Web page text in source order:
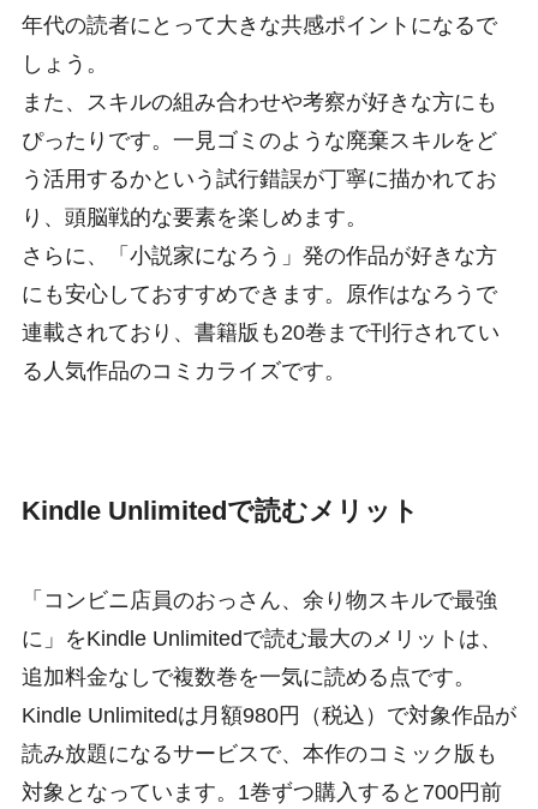
年代の読者にとって大きな共感ポイントになるで
しょう。
また、スキルの組み合わせや考察が好きな方にも
ぴったりです。一見ゴミのような廃棄スキルをど
う活用するかという試行錯誤が丁寧に描かれてお
り、頭脳戦的な要素を楽しめます。
さらに、「小説家になろう」発の作品が好きな方
にも安心しておすすめできます。原作はなろうで
連載されており、書籍版も20巻まで刊行されてい
る人気作品のコミカライズです。
Kindle Unlimitedで読むメリット
「コンビニ店員のおっさん、余り物スキルで最強
に」をKindle Unlimitedで読む最大のメリットは、
追加料金なしで複数巻を一気に読める点です。
Kindle Unlimitedは月額980円（税込）で対象作品が
読み放題になるサービスで、本作のコミック版も
対象となっています。1巻ずつ購入すると700円前